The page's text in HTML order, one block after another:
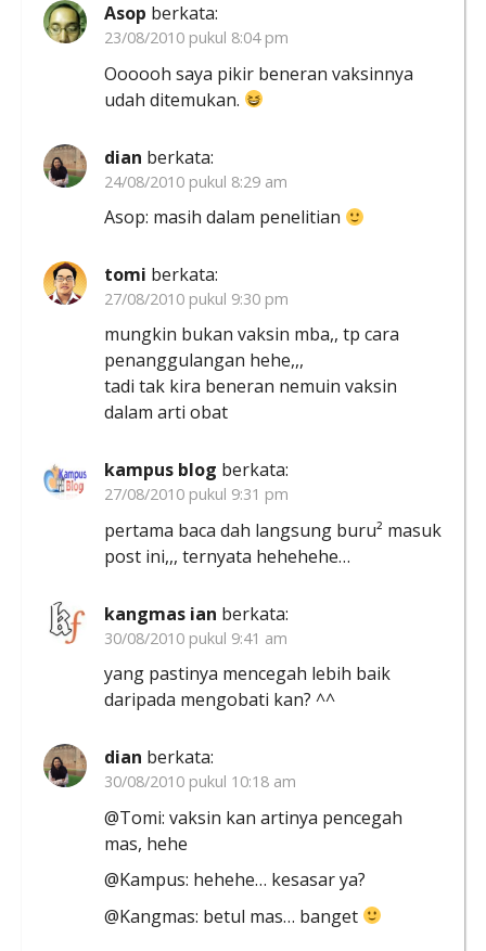
Asop berkata:
23/08/2010 pukul 8:04 pm
Oooooh saya pikir beneran vaksinnya
udah ditemukan.
dian berkata:
24/08/2010 pukul 8:29 am
Asop: masih dalam penelitian
tomi berkata:
27/08/2010 pukul 9:30 pm
mungkin bukan vaksin mba,, tp cara
penanggulangan hehe,,,
tadi tak kira beneran nemuin vaksin
dalam arti obat
kampus blog berkata:
27/08/2010 pukul 9:31 pm
pertama baca dah langsung buru² masuk
post ini,,, ternyata hehehehe…
kangmas ian berkata:
30/08/2010 pukul 9:41 am
yang pastinya mencegah lebih baik
daripada mengobati kan? ^^
dian berkata:
30/08/2010 pukul 10:18 am
@Tomi: vaksin kan artinya pencegah
mas, hehe
@Kampus: hehehe… kesasar ya?
@Kangmas: betul mas… banget